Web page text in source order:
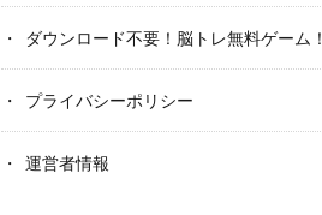
ダウンロード不要！脳トレ無料ゲーム！
プライバシーポリシー
運営者情報